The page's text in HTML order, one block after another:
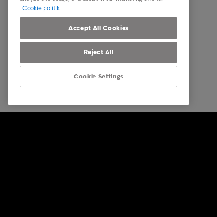
Om Intrum
Cookie politik
Accept All Cookies
Reject All
Cookie Settings